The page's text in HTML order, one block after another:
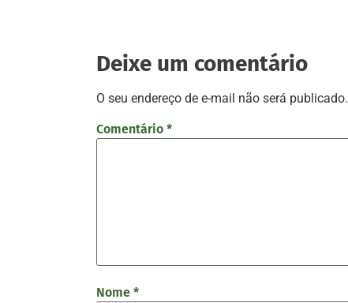
Deixe um comentário
O seu endereço de e-mail não será publicado.
Comentário *
Nome *